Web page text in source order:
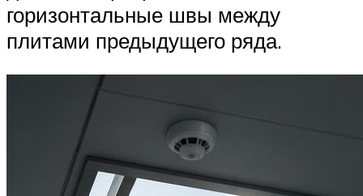
горизонтальные швы между
плитами предыдущего ряда.